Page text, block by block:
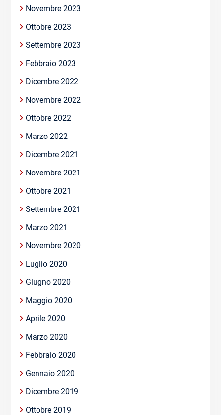
Novembre 2023
Ottobre 2023
Settembre 2023
Febbraio 2023
Dicembre 2022
Novembre 2022
Ottobre 2022
Marzo 2022
Dicembre 2021
Novembre 2021
Ottobre 2021
Settembre 2021
Marzo 2021
Novembre 2020
Luglio 2020
Giugno 2020
Maggio 2020
Aprile 2020
Marzo 2020
Febbraio 2020
Gennaio 2020
Dicembre 2019
Ottobre 2019